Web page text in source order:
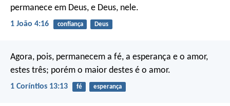
permanece em Deus, e Deus, nele.
1 João 4:16 confiança Deus
Agora, pois, permanecem a fé, a esperança e o amor,
estes três; porém o maior destes é o amor.
1 Coríntios 13:13 fé esperança